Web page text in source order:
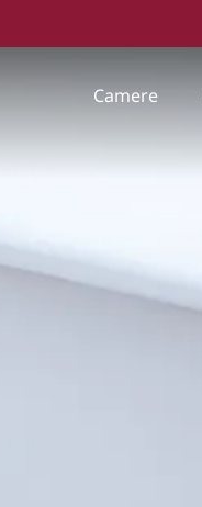
Camere